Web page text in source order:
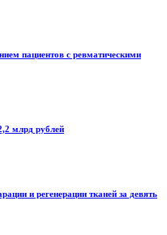
пациентов с ревматическими
млрд рублей
и регенерации тканей за девять